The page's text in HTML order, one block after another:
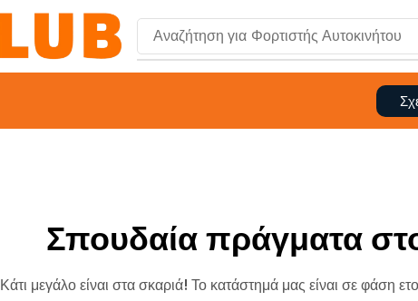
Αναζήτηση για Φορτιστής Αυτοκινήτου
Σπουδαία πράγματα
Κάτι μεγάλο είναι στα σκαριά! Το κατάστημά μας είναι σε φάση